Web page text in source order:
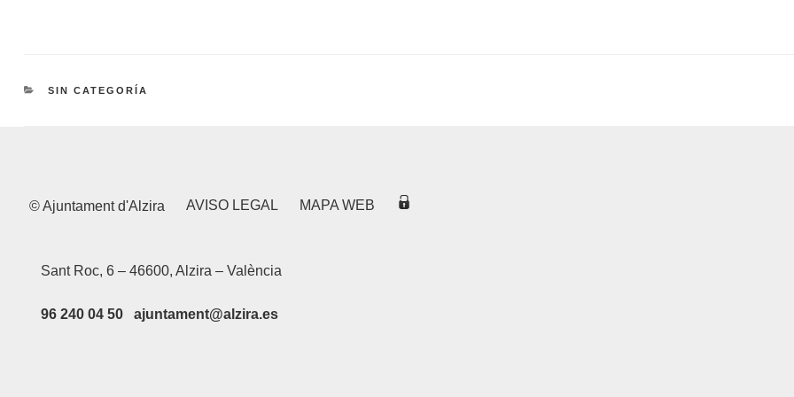
CATEGORÍAS
SIN CATEGORÍA
© Ajuntament d'Alzira AVISO LEGAL MAPA WEB
Sant Roc, 6 – 46600, Alzira – València
96 240 04 50 ajuntament@alzira.es